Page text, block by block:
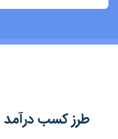
طرز کسب درآمد